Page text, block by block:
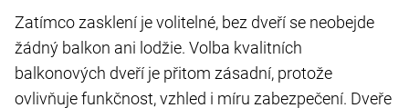
Zatímco zasklení je volitelné, bez dveří se neobejde
žádný balkon ani lodžie. Volba kvalitních
balkonových dveří je přitom zásadní, protože
ovlivňuje funkčnost, vzhled i míru zabezpečení. Dveře